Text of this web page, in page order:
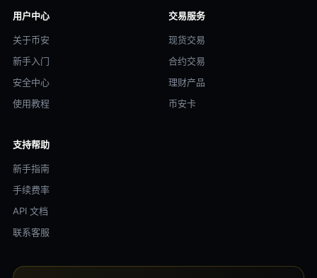
用户中心
关于币安
新手入门
安全中心
使用教程
交易服务
现货交易
合约交易
理财产品
币安卡
支持帮助
新手指南
手续费率
API 文档
联系客服